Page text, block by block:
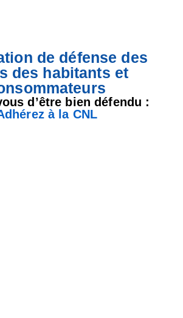
de défense des
des habitants et
d’être bien défendu :
à la CNL